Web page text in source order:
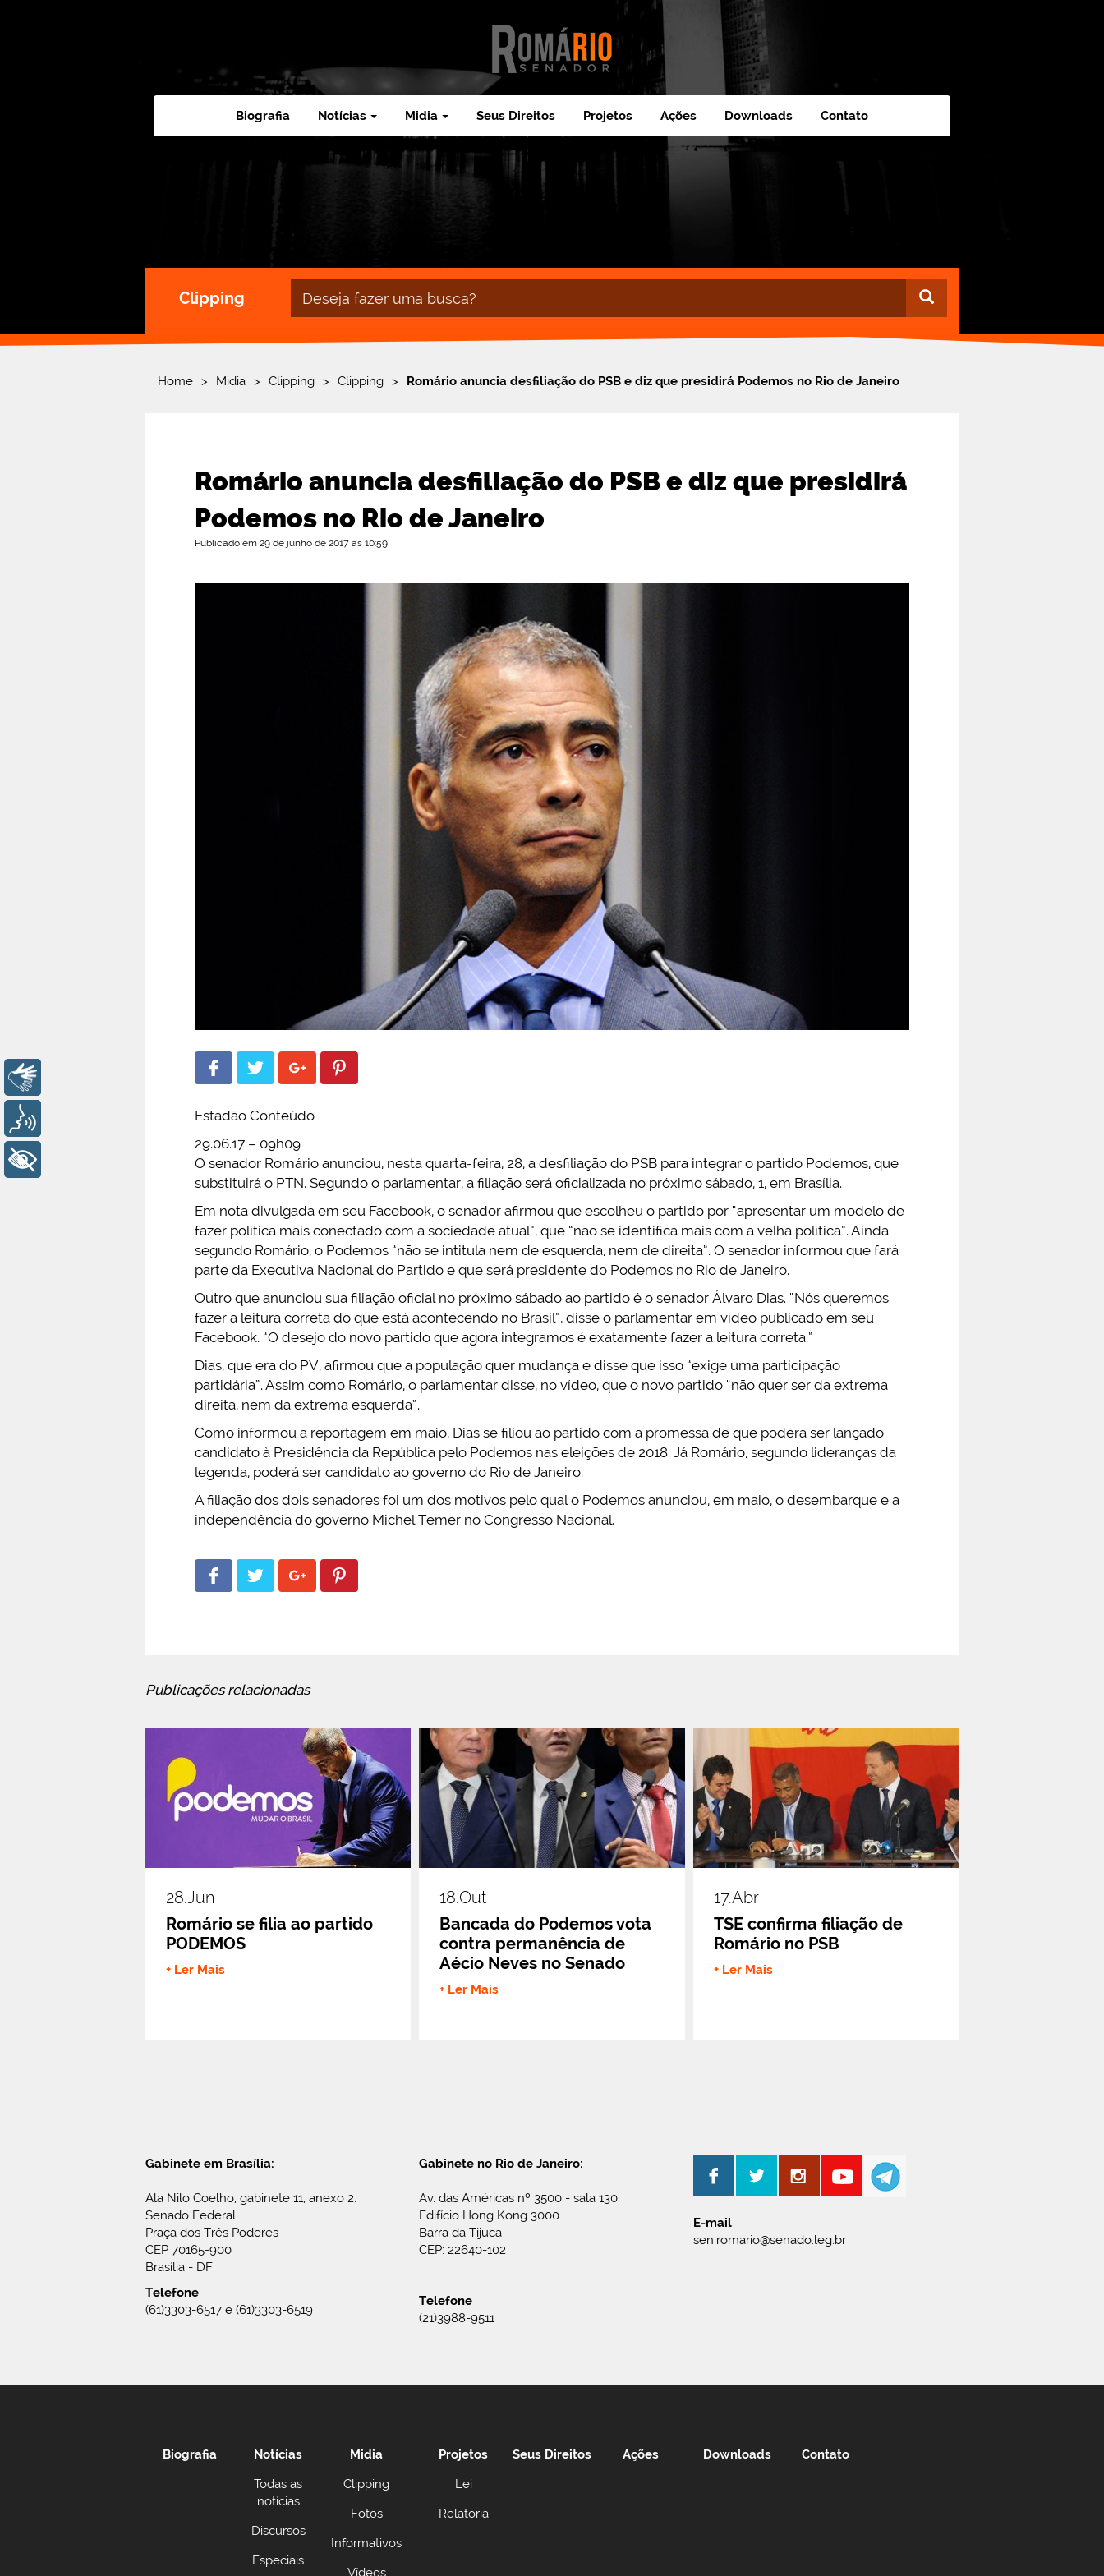
Biografia Notícias Midia Seus Direitos Projetos Ações Downloads Contato
Clipping
busca
Buscar
Home > Midia > Clipping > Clipping > Romário anuncia desfiliação do PSB e diz que presidirá Podemos no Rio de Janeiro
Romário anuncia desfiliação do PSB e diz que presidirá
Podemos no Rio de Janeiro
Publicado em 29 de junho de 2017 às 10:59
Estadão Conteúdo
29.06.17 – 09h09
O senador Romário anunciou, nesta quarta-feira, 28, a desfiliação do PSB para integrar o partido Podemos, que
substituirá o PTN. Segundo o parlamentar, a filiação será oficializada no próximo sábado, 1, em Brasília.
Em nota divulgada em seu Facebook, o senador afirmou que escolheu o partido por “apresentar um modelo de
fazer política mais conectado com a sociedade atual”, que “não se identifica mais com a velha política”. Ainda
segundo Romário, o Podemos “não se intitula nem de esquerda, nem de direita”. O senador informou que fará
parte da Executiva Nacional do Partido e que será presidente do Podemos no Rio de Janeiro.
Outro que anunciou sua filiação oficial no próximo sábado ao partido é o senador Álvaro Dias. “Nós queremos
fazer a leitura correta do que está acontecendo no Brasil”, disse o parlamentar em vídeo publicado em seu
Facebook. “O desejo do novo partido que agora integramos é exatamente fazer a leitura correta.”
Dias, que era do PV, afirmou que a população quer mudança e disse que isso “exige uma participação
partidária”. Assim como Romário, o parlamentar disse, no vídeo, que o novo partido “não quer ser da extrema
direita, nem da extrema esquerda”.
Como informou a reportagem em maio, Dias se filiou ao partido com a promessa de que poderá ser lançado
candidato à Presidência da República pelo Podemos nas eleições de 2018. Já Romário, segundo lideranças da
legenda, poderá ser candidato ao governo do Rio de Janeiro.
A filiação dos dois senadores foi um dos motivos pelo qual o Podemos anunciou, em maio, o desembarque e a
independência do governo Michel Temer no Congresso Nacional.
Publicações relacionadas
28.jun
Romário se filia ao partido
PODEMOS
+ Ler Mais
18.out
Bancada do Podemos vota
contra permanência de
Aécio Neves no Senado
+ Ler Mais
17.abr
TSE confirma filiação de
Romário no PSB
+ Ler Mais
Gabinete em Brasília:
Ala Nilo Coelho, gabinete 11, anexo 2.
Senado Federal
Praça dos Três Poderes
CEP 70165-900
Brasília - DF
Telefone
(61)3303-6517 e (61)3303-6519
Gabinete no Rio de Janeiro:
Av. das Américas nº 3500 - sala 130
Edifício Hong Kong 3000
Barra da Tijuca
CEP: 22640-102
Telefone
(21)3988-9511
E-mail
sen.romario@senado.leg.br
Biografia
Notícias
Todas as
notícias
Discursos
Especiais
Midia
Clipping
Fotos
Informativos
Vídeos
Projetos
Lei
Relatoria
Seus Direitos Ações Downloads Contato